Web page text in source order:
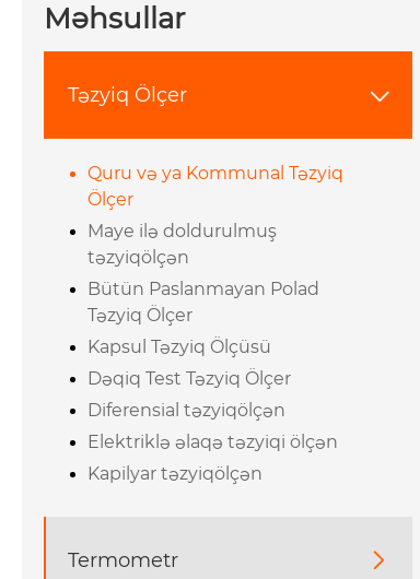
Məhsullar
Təzyiq Ölçer 
Quru və ya Kommunal Təzyiq
Ölçer
Maye ilə doldurulmuş
təzyiqölçən
Bütün Paslanmayan Polad
Təzyiq Ölçer
Kapsul Təzyiq Ölçüsü
Dəqiq Test Təzyiq Ölçer
Diferensial təzyiqölçən
Elektriklə əlaqə təzyiqi ölçən
Kapilyar təzyiqölçən
Termometr 